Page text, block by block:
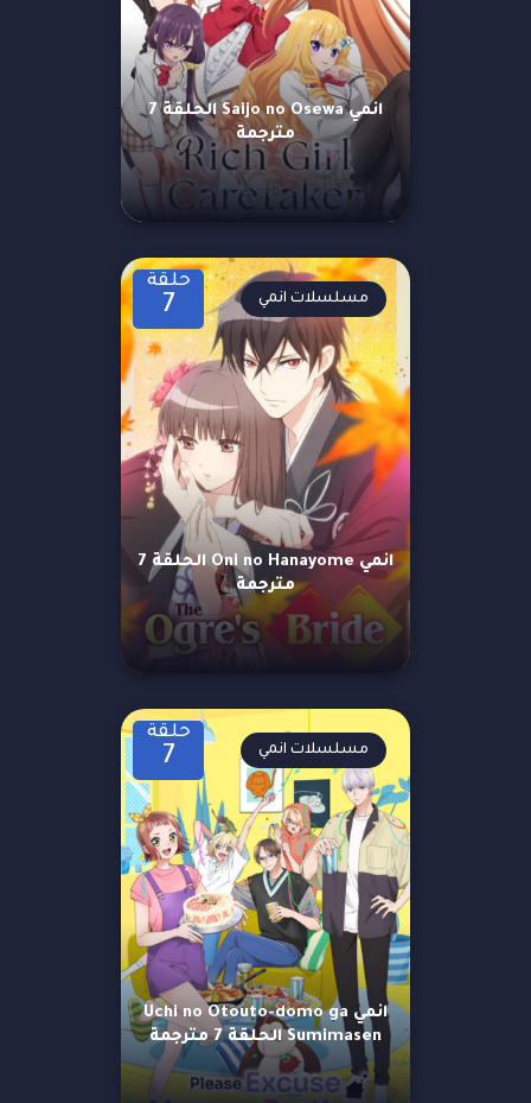
انمي Saijo no Osewa الحلقة 7
مترجمة
حلقة
7
انمي Oni no Hanayome الحلقة 7
مترجمة
مسلسلات انمي
حلقة
7
انمي Uchi no Otouto-domo ga
Sumimasen الحلقة 7 مترجمة
مسلسلات انمي